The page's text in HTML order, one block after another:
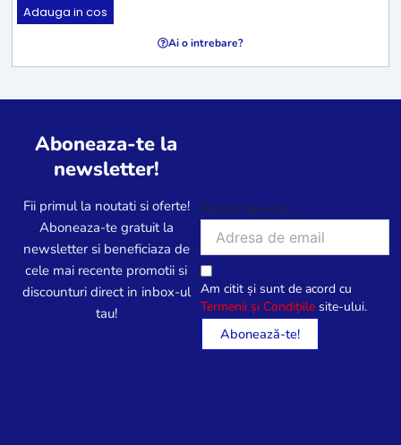
Adauga in cos
Ai o intrebare?
Aboneaza-te la
newsletter!
Fii primul la noutati si oferte!
Aboneaza-te gratuit la
newsletter si beneficiaza de
cele mai recente promotii si
discounturi direct in inbox-ul
tau!
Adresa de email
Am citit și sunt de acord cu
Termenii și Condițiile site-ului.